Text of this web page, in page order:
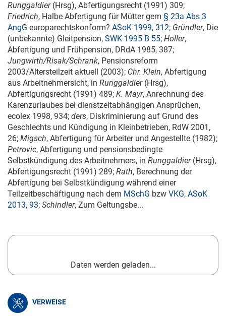
Runggaldier(Hrsg), Abfertigungsrecht (1991) 309;
Friedrich, Halbe Abfertigung für Mütter gem § 23a Abs 3
AngG europarechtskonform? ASoK 1999, 312; Gründler, Die
(unbekannte) Gleitpension, SWK 1995 B 55; Holler,
Abfertigung und Frühpension, DRdA 1985, 387;
Jungwirth/Risak/Schrank, Pensionsreform
2003/Altersteilzeit aktuell (2003); Chr. Klein, Abfertigung
aus Arbeitnehmersicht, in Runggaldier(Hrsg),
Abfertigungsrecht (1991) 489; K. Mayr, Anrechnung des
Karenzurlaubes bei dienstzeitabhängigen Ansprüchen,
ecolex 1998, 934; ders, Diskriminierung auf Grund des
Geschlechts und Kündigung in Kleinbetrieben, RdW 2001,
26; Migsch, Abfertigung für Arbeiter und Angestellte (1982);
Petrovic, Abfertigung und pensionsbedingte
Selbstkündigung des Arbeitnehmers, in Runggaldier(Hrsg),
Abfertigungsrecht (1991) 289; Rath, Berechnung der
Abfertigung bei Selbstkündigung während einer
Teilzeitbeschäftigung nach dem MSchG bzw VKG, ASoK
2013, 93; Schindler, Zum Geltungsbe...
Daten werden geladen...
VERWEISE